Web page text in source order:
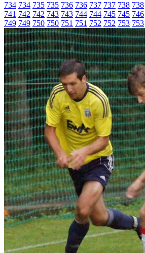
734 734 735 735 736 736 737 737 738 738
741 742 742 743 743 744 744 745 745 746
749 749 750 750 751 751 752 752 753 753